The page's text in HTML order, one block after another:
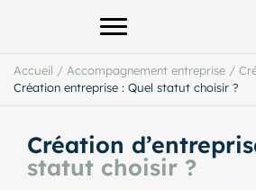
Afficher le menu
Accueil / Accompagnement entreprise /
Création entreprise : Quel statut choisir ?
Création
statut choisir ?